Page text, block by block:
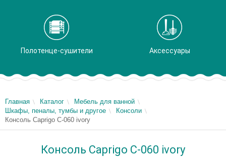
Полотенце-сушители Аксессуары
Главная Каталог
Мебель для ванной
Шкафы, пеналы, тумбы и другое
Консоли
Консоль Caprigo C-060 ivory
Консоль Caprigo C-060 ivory